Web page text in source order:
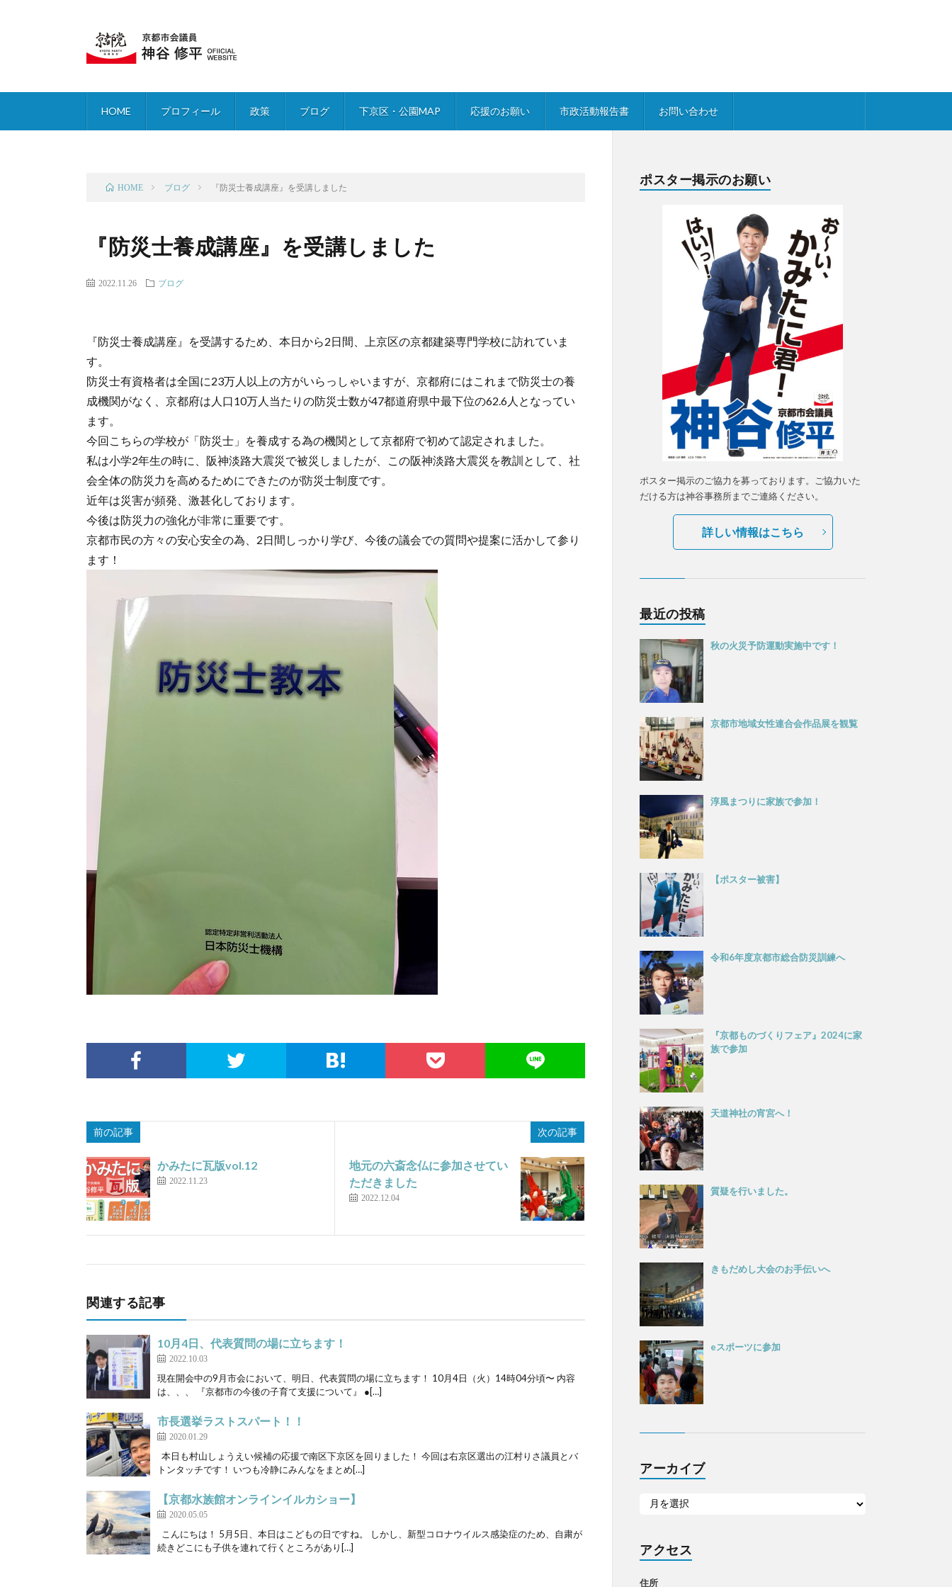
HOME プロフィール 政策 ブログ 下京区・公園MAP 応援のお願い 市政活動報告書 お問い合わせ
HOME ブログ 『防災士養成講座』を受講しました
『防災士養成講座』を受講しました
2022.11.26 ブログ
『防災士養成講座』を受講するため、本日から2日間、上京区の京都建築専門学校に訪れていま
す。
防災士有資格者は全国に23万人以上の方がいらっしゃいますが、京都府にはこれまで防災士の養
成機関がなく、京都府は人口10万人当たりの防災士数が47都道府県中最下位の62.6人となってい
ます。
今回こちらの学校が「防災士」を養成する為の機関として京都府で初めて認定されました。
私は小学2年生の時に、阪神淡路大震災で被災しましたが、この阪神淡路大震災を教訓として、社
会全体の防災力を高めるためにできたのが防災士制度です。
近年は災害が頻発、激甚化しております。
今後は防災力の強化が非常に重要です。
京都市民の方々の安心安全の為、2日間しっかり学び、今後の議会での質問や提案に活かして参り
ます！
前の記事
かみたに瓦版vol.12
2022.11.23
次の記事
地元の六斎念仏に参加させてい
ただきました
2022.12.04
関連する記事
10月4日、代表質問の場に立ちます！
2022.10.03
現在開会中の9月市会において、明日、代表質問の場に立ちます！ 10月4日（火）14時04分頃〜 内容
は、、、 『京都市の今後の子育て支援について』 ●[…]
市長選挙ラストスパート！！
2020.01.29
本日も村山しょうえい候補の応援で南区下京区を回りました！ 今回は右京区選出の江村りさ議員とバ
トンタッチです！ いつも冷静にみんなをまとめ[…]
【京都水族館オンラインイルカショー】
2020.05.05
こんにちは！ 5月5日、本日はこどもの日ですね。 しかし、新型コロナウイルス感染症のため、自粛が
続きどこにも子供を連れて行くところがあり[…]
ポスター掲示のお願い
ポスター掲示のご協力を募っております。ご協力いた
だける方は神谷事務所までご連絡ください。
詳しい情報はこちら
最近の投稿
秋の火災予防運動実施中です！
京都市地域女性連合会作品展を観覧
淳風まつりに家族で参加！
【ポスター被害】
令和6年度京都市総合防災訓練へ
『京都ものづくりフェア』2024に家
族で参加
天道神社の宵宮へ！
質疑を行いました。
きもだめし大会のお手伝いへ
eスポーツに参加
アーカイブ
アクセス
住所